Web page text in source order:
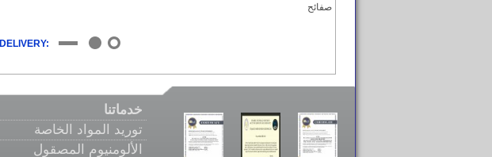
صفائح
DELIVERY:
خدماتنا
توريد المواد الخاصة
الألومنيوم المصقول